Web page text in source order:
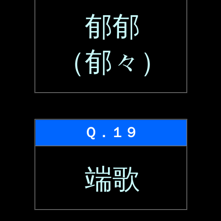
郁郁
（郁々）
Ｑ．１９
端歌